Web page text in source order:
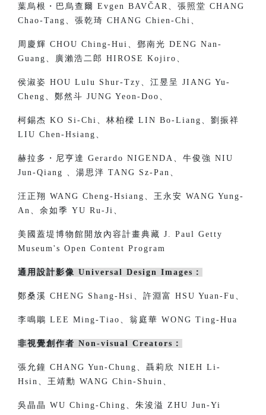
葉烏根・巴烏查爾 Evgen BAVČAR、張照堂 CHANG
Chao-Tang、張乾琦 CHANG Chien-Chi、
周慶輝 CHOU Ching-Hui、鄧南光 DENG Nan-
Guang、廣瀨浩二郎 HIROSE Kojiro、
侯淑姿 HOU Lulu Shur-Tzy、江昱呈 JIANG Yu-
Cheng、鄭然斗 JUNG Yeon-Doo、
柯錫杰 KO Si-Chi、林柏樑 LIN Bo-Liang、劉振祥
LIU Chen-Hsiang、
赫拉多・尼亨達 Gerardo NIGENDA、牛俊強 NIU
Jun-Qiang 、湯思泮 TANG Sz-Pan、
汪正翔 WANG Cheng-Hsiang、王永安 WANG Yung-
An、余如季 YU Ru-Ji、
美國蓋堤博物館開放內容計畫典藏 J. Paul Getty
Museum's Open Content Program
通用設計影像 Universal Design Images：
鄭桑溪 CHENG Shang-Hsi、許淵富 HSU Yuan-Fu、
李鳴鵰 LEE Ming-Tiao、翁庭華 WONG Ting-Hua
非視覺創作者 Non-visual Creators：
張允鐘 CHANG Yun-Chung、聶莉欣 NIEH Li-
Hsin、王靖勳 WANG Chin-Shuin、
吳晶晶 WU Ching-Ching、朱浚溢 ZHU Jun-Yi